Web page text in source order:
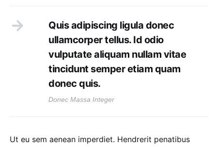
Quis adipiscing ligula donec
ullamcorper tellus. Id odio
vulputate aliquam nullam vitae
tincidunt semper etiam quam
donec quis.
Donec Massa Integer
Ut eu sem aenean imperdiet. Hendrerit penatibus